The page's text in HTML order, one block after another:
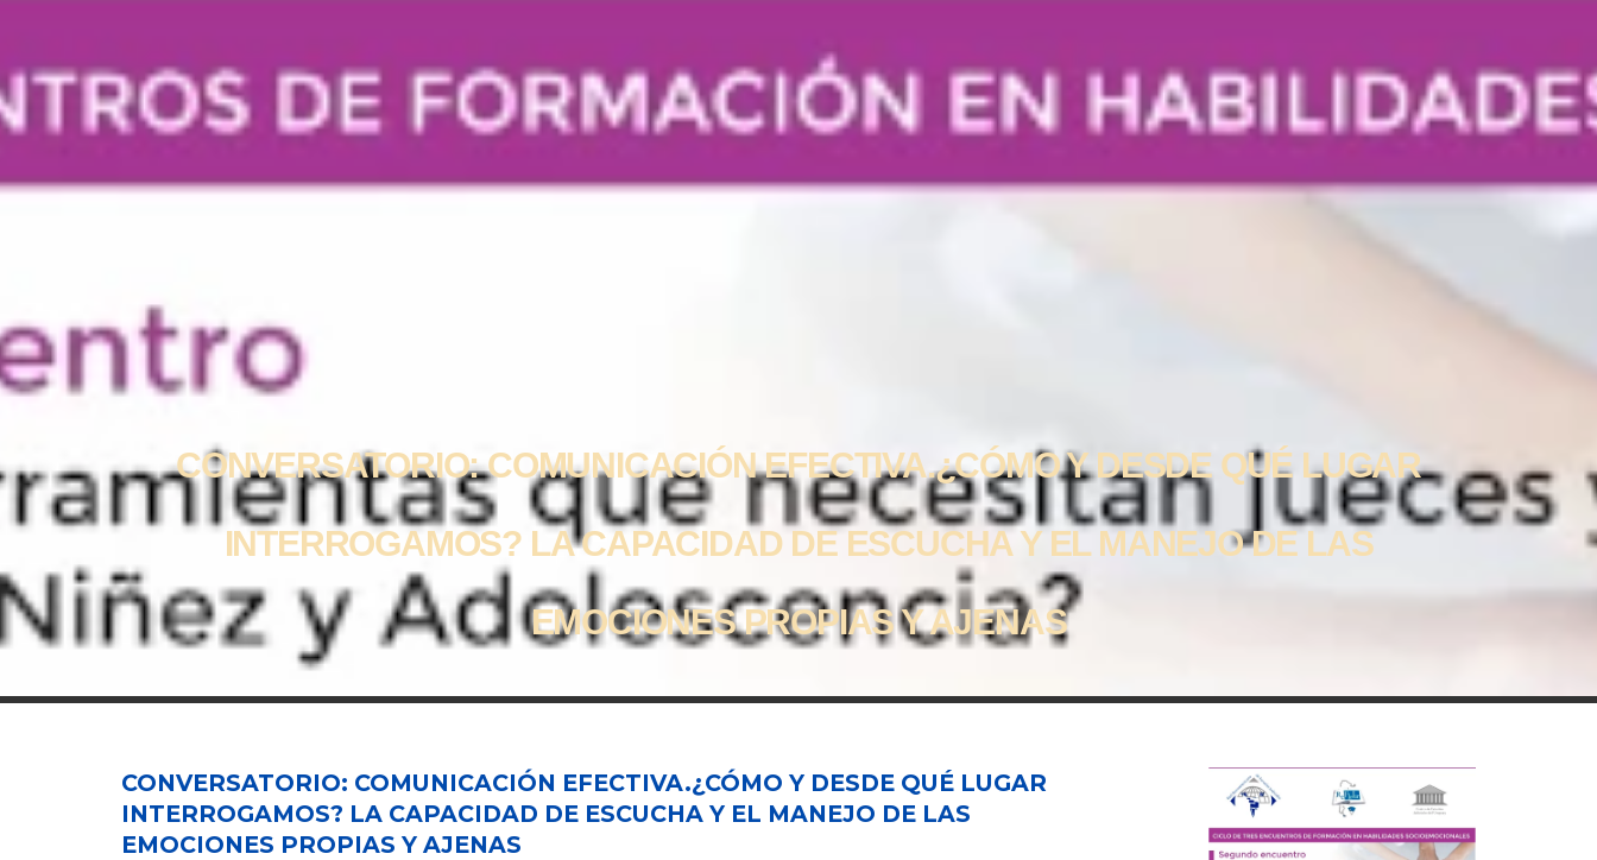
CONVERSATORIO: COMUNICACIÓN EFECTIVA.¿CÓMO Y DESDE QUÉ LUGAR
INTERROGAMOS? LA CAPACIDAD DE ESCUCHA Y EL MANEJO DE LAS
EMOCIONES PROPIAS Y AJENAS
CONVERSATORIO: COMUNICACIÓN EFECTIVA.¿CÓMO Y DESDE QUÉ LUGAR
INTERROGAMOS? LA CAPACIDAD DE ESCUCHA Y EL MANEJO DE LAS
EMOCIONES PROPIAS Y AJENAS